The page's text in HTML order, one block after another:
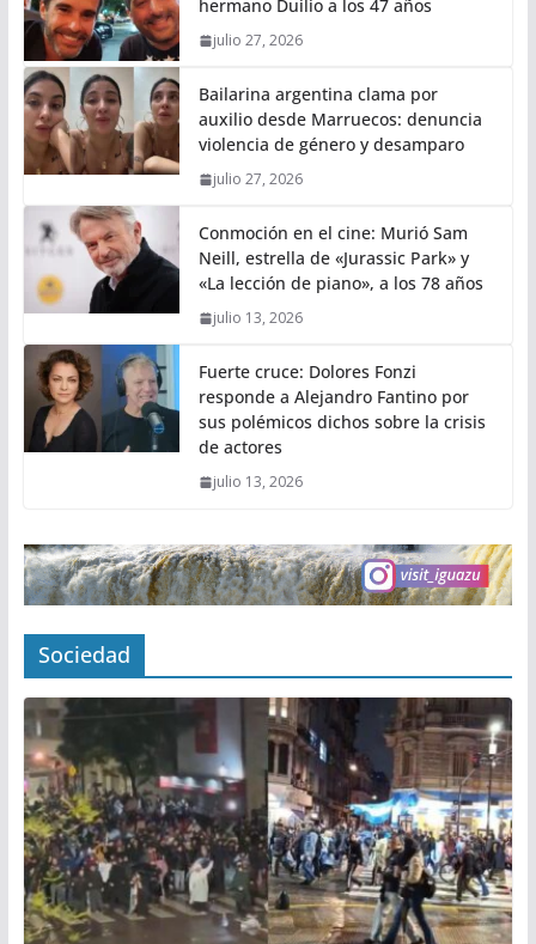
hermano Duilio a los 47 años
julio 27, 2026
Bailarina argentina clama por
auxilio desde Marruecos: denuncia
violencia de género y desamparo
julio 27, 2026
Conmoción en el cine: Murió Sam
Neill, estrella de «Jurassic Park» y
«La lección de piano», a los 78 años
julio 13, 2026
Fuerte cruce: Dolores Fonzi
responde a Alejandro Fantino por
sus polémicos dichos sobre la crisis
de actores
julio 13, 2026
Sociedad